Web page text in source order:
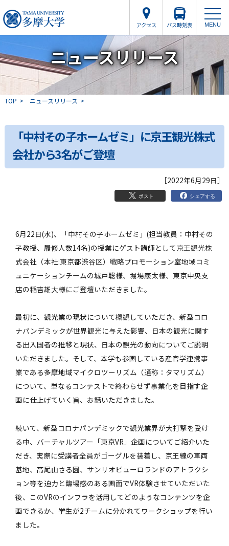
アクセス バス時刻表 MENU
ニュースリリース
TOP ニュースリリース
「中村その子ホームゼミ」に京王観光株式
会社から3名がご登壇
［2022年6月29日］
ポスト シェアする
6月22日(水)、「中村その子ホームゼミ」(担当教員：中村その
子教授、履修人数14名)の授業にゲスト講師として京王観光株
式会社（本社:東京都渋谷区）戦略プロモーション室地域コミ
ュニケーションチームの城戸聡様、堀場康太様、東京中央支
店の稲吉雄大様にご登壇いただきました。
最初に、観光業の現状について概観していただき、新型コロ
ナパンデミックが世界観光に与えた影響、日本の観光に関す
る出入国者の推移と現状、日本の観光の動向についてご説明
いただきました。そして、本学も参画している産官学連携事
業である多摩地域マイクロツーリズム（通称：タマリズム）
について、単なるコンテストで終わらせず事業化を目指す企
画に仕上げていく旨、お話いただきました。
続いて、新型コロナパンデミックで観光業界が大打撃を受け
る中、バーチャルツアー「東京VR」企画についてご紹介いた
だき、実際に受講者全員がゴーグルを装着し、京王線の車両
基地、高尾山さる園、サンリオピューロランドのアトラクシ
ョン等を迫力と臨場感のある画面でVR体験させていただいた
後、このVRのインフラを活用してどのようなコンテンツを企
画できるか、学生が2チームに分かれてワークショップを行い
ました。